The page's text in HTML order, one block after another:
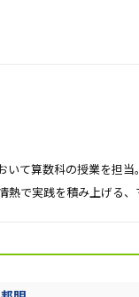
いて算数科の授業を担
で実践を積み上げる、